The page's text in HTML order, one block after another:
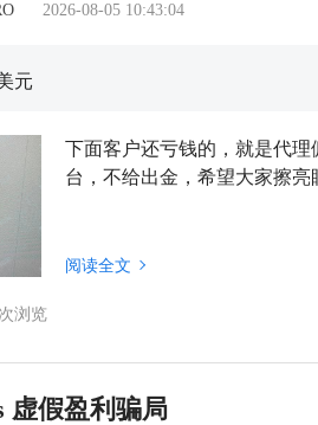
2026-08-05 10:43:04
元
下面客户还亏钱的，就是代
台，不给出金，希望大家擦
阅读全文
浏览
虚假盈利骗局